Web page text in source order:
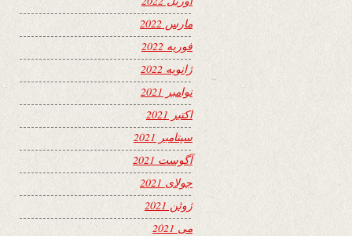
مارس 2022
فوریه 2022
ژانویه 2022
نوامبر 2021
اکتبر 2021
سپتامبر 2021
آگوست 2021
جولای 2021
ژوئن 2021
می 2021